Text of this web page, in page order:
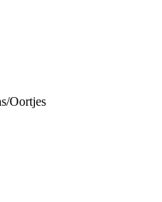
Oortjes